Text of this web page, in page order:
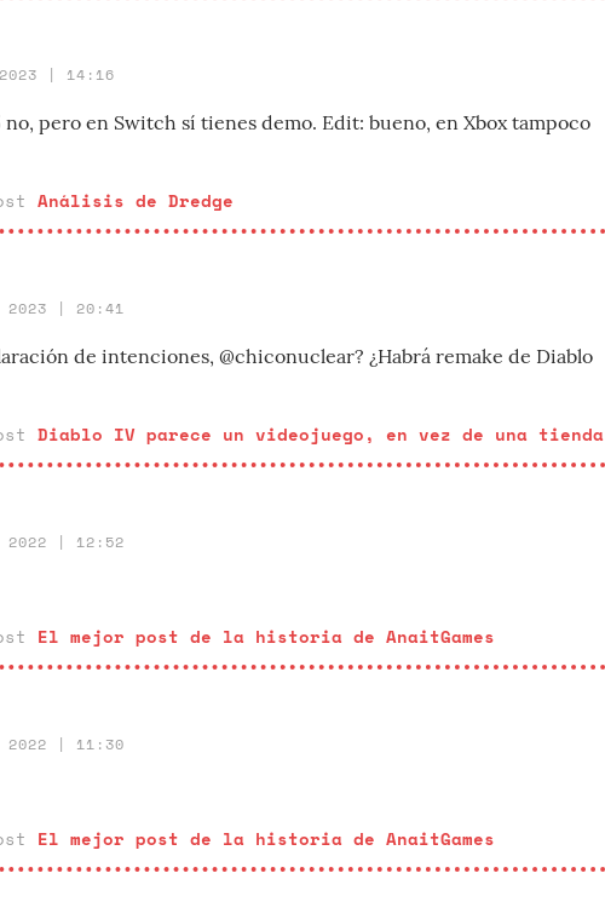
| 14:16
no, pero en Switch sí tienes demo. Edit: bueno, en Xbox tampoco
Análisis de Dredge
2023 | 20:41
de intenciones, @chiconuclear? ¿Habrá remake de Diablo
Diablo IV parece un videojuego, en vez de una tienda
2022 | 12:52
El mejor post de la historia de AnaitGames
2022 | 11:30
El mejor post de la historia de AnaitGames